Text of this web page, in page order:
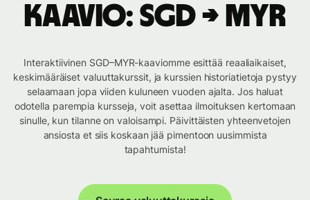
Kaavio: SGD → MYR
Interaktiivinen SGD–MYR-kaaviomme esittää reaaliaikaiset,
keskimääräiset valuuttakurssit, ja kurssien historiatietoja pystyy
selaamaan jopa viiden kuluneen vuoden ajalta. Jos haluat
odotella parempia kursseja, voit asettaa ilmoituksen kertomaan
sinulle, kun tilanne on valoisampi. Päivittäisten yhteenvetojen
ansiosta et siis koskaan jää pimentoon uusimmista
tapahtumista!